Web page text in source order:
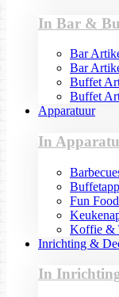
In Bar &
Bar
Bar
Buffet
Buffet
Apparatuur
In
Fun Food
Koffie &
Inrichting &
In